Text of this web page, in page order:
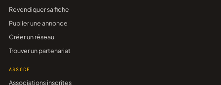
Revendiquer sa fiche
Publier une annonce
Créer un réseau
Trouver un partenariat
ASSOCE
Associations inscrites